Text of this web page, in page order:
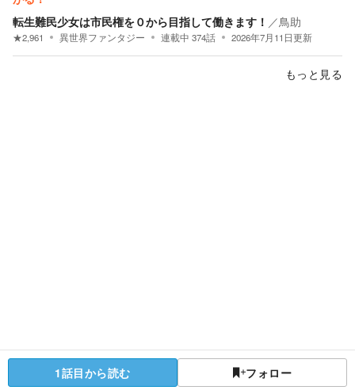
転生難民少女は市民権を０から目指して働きます！ ／鳥助
★2,961 異世界ファンタジー 連載中 374話 2026年7月11日更新
もっと見る
1話目から読む フォロー